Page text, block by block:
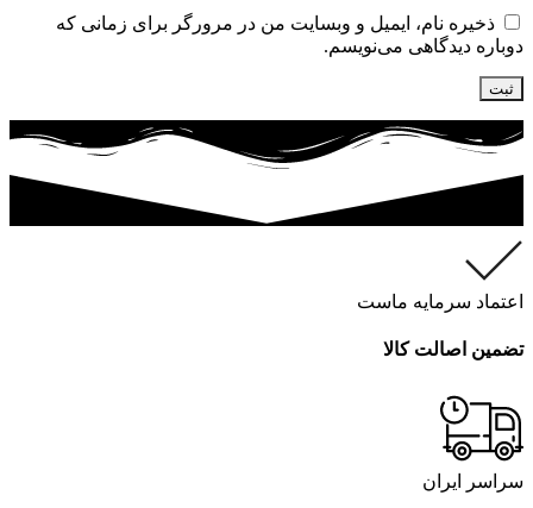
ذخیره نام، ایمیل و وبسایت من در مرورگر برای زمانی که
دوباره دیدگاهی می‌نویسم.
اعتماد سرمایه ماست
تضمین اصالت کالا
سراسر ایران